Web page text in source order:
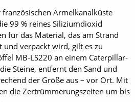
Ärmelkanalküste
99 % reines Siliziumdioxid
für das Material, das am Strand
und verpackt wird, gilt es zu
MB-LS220 an einem Caterpillar-
Steine, entfernt den Sand und
der Größe aus – vor Ort. Mit
die Zertrümmerungszeiten um bis